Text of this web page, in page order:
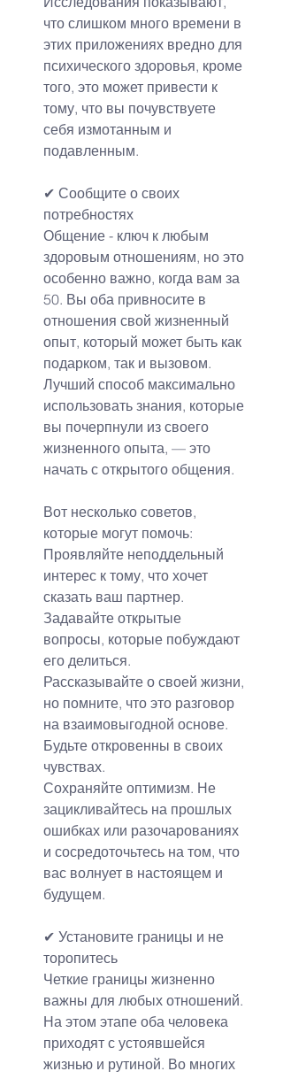
что слишком много времени в
этих приложениях вредно для
психического здоровья, кроме
того, это может привести к
тому, что вы почувствуете
себя измотанным и
подавленным.
✔ Сообщите о своих
потребностях
Общение - ключ к любым
здоровым отношениям, но это
особенно важно, когда вам за
50. Вы оба привносите в
отношения свой жизненный
опыт, который может быть как
подарком, так и вызовом.
Лучший способ максимально
использовать знания, которые
вы почерпнули из своего
жизненного опыта, — это
начать с открытого общения.
Вот несколько советов,
которые могут помочь:
Проявляйте неподдельный
интерес к тому, что хочет
сказать ваш партнер.
Задавайте открытые
вопросы, которые побуждают
его делиться.
Рассказывайте о своей жизни,
но помните, что это разговор
на взаимовыгодной основе.
Будьте откровенны в своих
чувствах.
Сохраняйте оптимизм. Не
зацикливайтесь на прошлых
ошибках или разочарованиях
и сосредоточьтесь на том, что
вас волнует в настоящем и
будущем.
✔ Установите границы и не
торопитесь
Четкие границы жизненно
важны для любых отношений.
На этом этапе оба человека
приходят с устоявшейся
жизнью и рутиной. Во многих